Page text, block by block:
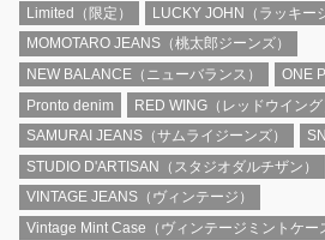
Limited（限定）
LUCKY JOHN（ラッキー
MOMOTARO JEANS（桃太郎ジーンズ）
NEW BALANCE（ニューバランス）
ONE
Pronto denim
RED WING（レッドウイング
SAMURAI JEANS（サムライジーンズ）
STUDIO D'ARTISAN（スタジオダルチザン）
VINTAGE JEANS（ヴィンテージ）
Vintage Mint Case（ヴィンテージミントケー